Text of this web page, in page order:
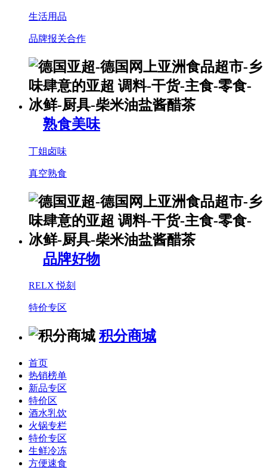
生活用品
品牌报关合作
熟食美味
丁姐卤味
真空熟食
品牌好物
RELX 悦刻
特价专区
积分商城
首页
热销榜单
新品专区
特价区
酒水乳饮
火锅专栏
特价专区
生鲜冷冻
方便速食